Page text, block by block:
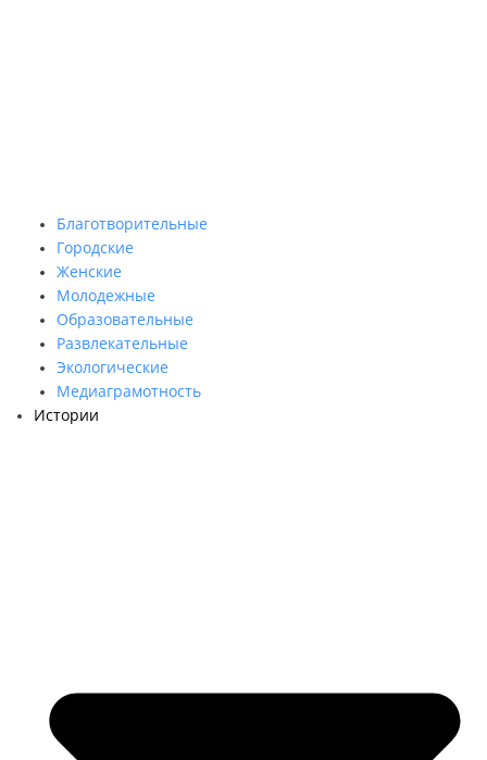
Благотворительные
Городские
Женские
Молодежные
Образовательные
Развлекательные
Экологические
Медиаграмотность
Истории